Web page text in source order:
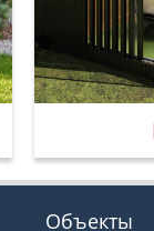
Объекты